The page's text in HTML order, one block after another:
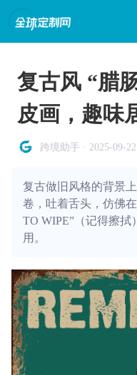
复古风 “腊
皮画，趣味
跨境助手 · 2025-09-
复古做旧风格的背景
卷，吐着舌头，仿佛
TO WIPE”（记得擦
用。